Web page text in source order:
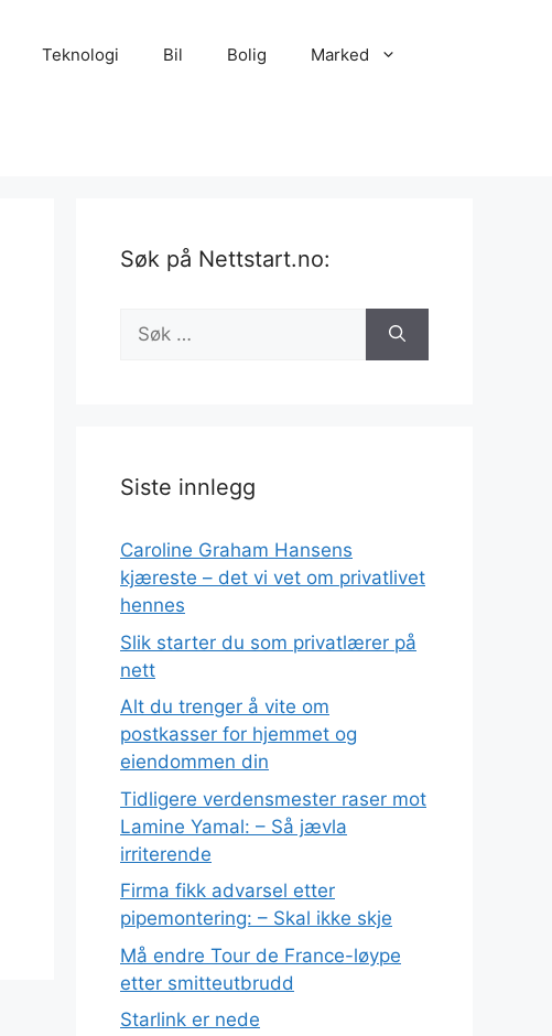
Teknologi Bil Bolig Marked
Søk på Nettstart.no:
Søk
etter:
Siste innlegg
Caroline Graham Hansens
kjæreste – det vi vet om privatlivet
hennes
Slik starter du som privatlærer på
nett
Alt du trenger å vite om
postkasser for hjemmet og
eiendommen din
Tidligere verdensmester raser mot
Lamine Yamal: – Så jævla
irriterende
Firma fikk advarsel etter
pipemontering: – Skal ikke skje
Må endre Tour de France-løype
etter smitteutbrudd
Starlink er nede